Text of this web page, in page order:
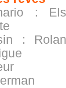
:
: